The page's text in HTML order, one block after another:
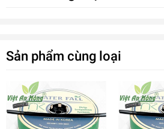
Sản phẩm cùng loại